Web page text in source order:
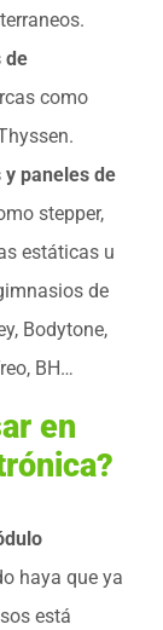
de
como
paneles de
stepper,
estáticas u
de
Bodytone,
BH…
en
haya que ya
está